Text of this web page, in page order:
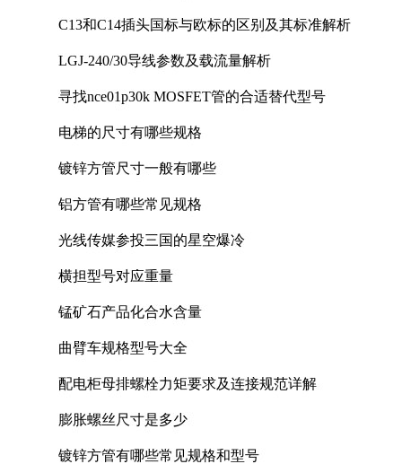
C13和C14插头国标与欧标的区别及其标准解析
LGJ-240/30导线参数及载流量解析
寻找nce01p30k MOSFET管的合适替代型号
电梯的尺寸有哪些规格
镀锌方管尺寸一般有哪些
铝方管有哪些常见规格
光线传媒参投三国的星空爆冷
横担型号对应重量
锰矿石产品化合水含量
曲臂车规格型号大全
配电柜母排螺栓力矩要求及连接规范详解
膨胀螺丝尺寸是多少
镀锌方管有哪些常见规格和型号